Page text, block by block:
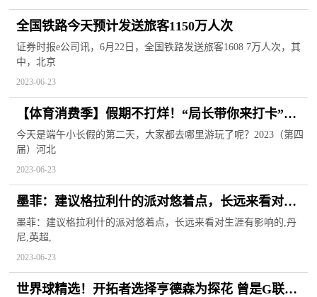
全国铁路今天预计发送旅客1150万人次
证券时报e公司讯，6月22日，全国铁路发送旅客1608 7万人次，其
中，北京
2023-06-23
【体育消费季】假期不打烊！“局长带你来打卡”手
把手教你玩遍承德 天天关注
今天是端午小长假的第二天，大家都去哪里游玩了呢？2023（第四
届）河北
2023-06-23
墨菲：建议格拉利什的派对悠着点，长远来看对生
涯有影响的
墨菲：建议格拉利什的派对悠着点，长远来看对生涯有影响的,丹
尼,英超,
2023-06-23
世界球精选！开拓者选择亨德森为探花 曾是G联盟